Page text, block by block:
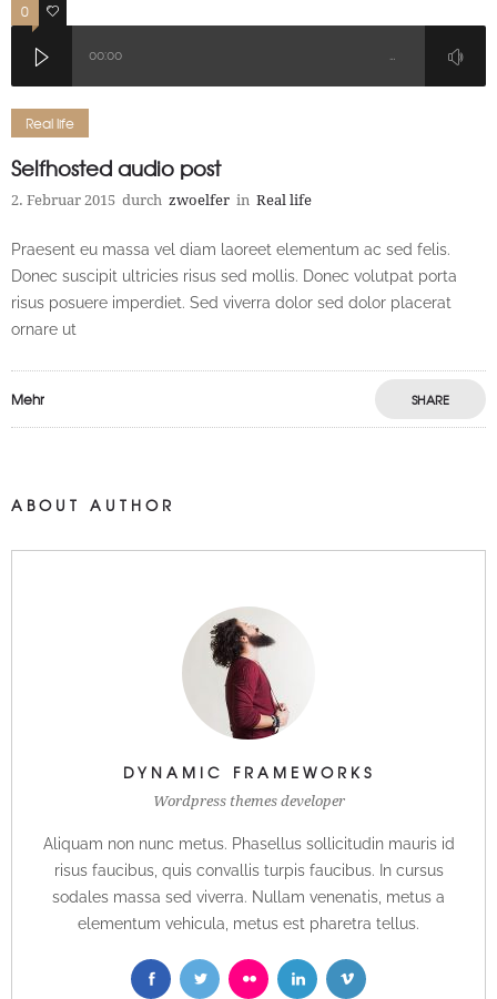
00:00 …
0 2
Real life
Selfhosted audio post
2. Februar 2015 durch zwoelfer in Real life
Praesent eu massa vel diam laoreet elementum ac sed felis.
Donec suscipit ultricies risus sed mollis. Donec volutpat porta
risus posuere imperdiet. Sed viverra dolor sed dolor placerat
ornare ut
Mehr SHARE
ABOUT AUTHOR
DYNAMIC FRAMEWORKS
Wordpress themes developer
Aliquam non nunc metus. Phasellus sollicitudin mauris id
risus faucibus, quis convallis turpis faucibus. In cursus
sodales massa sed viverra. Nullam venenatis, metus a
elementum vehicula, metus est pharetra tellus.